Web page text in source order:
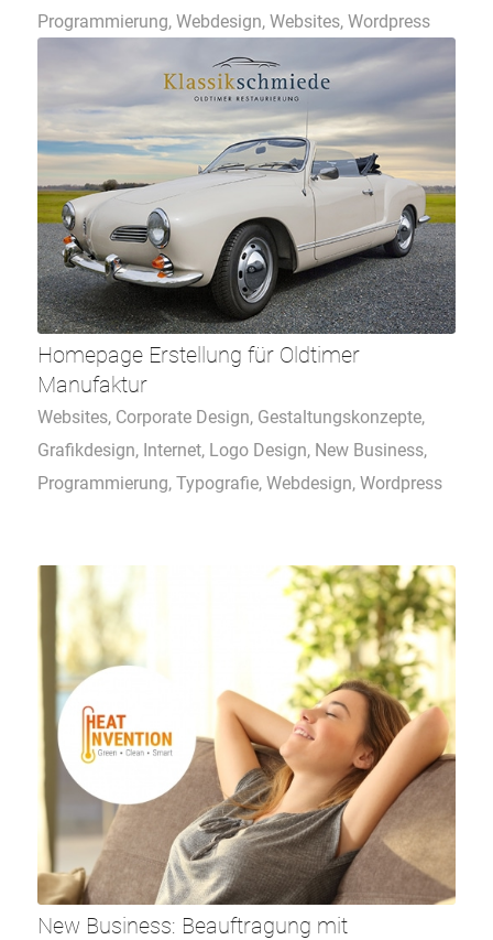
Programmierung, Webdesign, Websites, Wordpress
Homepage Erstellung für Oldtimer
Manufaktur‎
Websites, Corporate Design, Gestaltungskonzepte,
Grafikdesign, Internet, Logo Design, New Business,
Programmierung, Typografie, Webdesign, Wordpress
New Business: Beauftragung mit